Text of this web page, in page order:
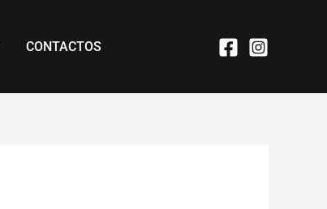
CONTACTOS